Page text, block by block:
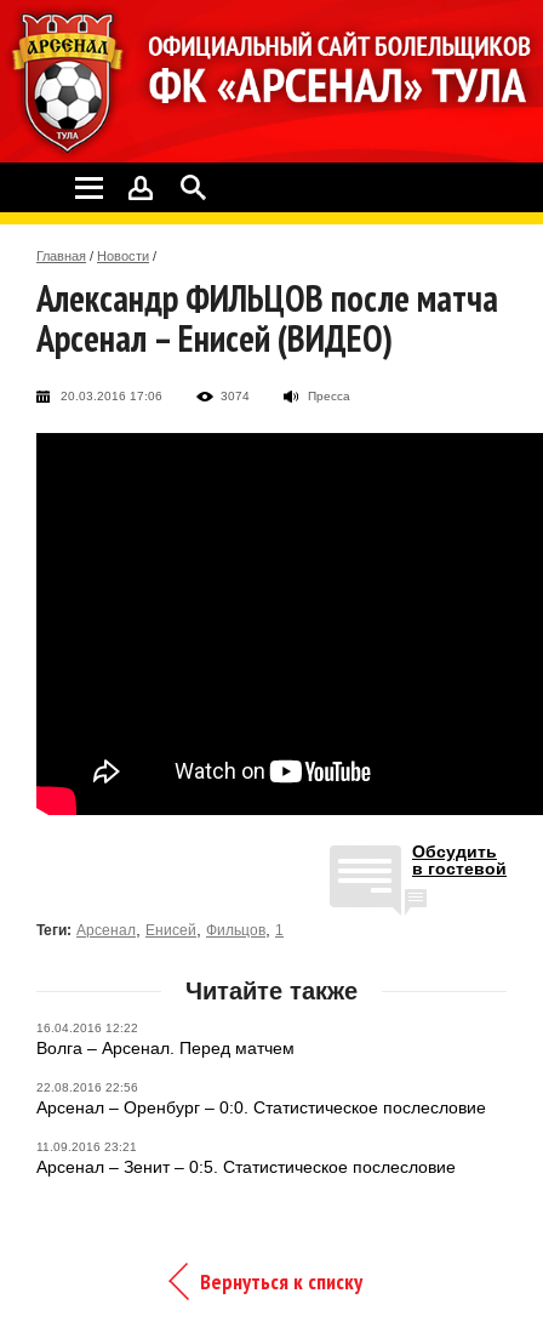
Главная / Новости /
Александр ФИЛЬЦОВ после матча
Арсенал – Енисей (ВИДЕО)
20.03.2016 17:06 3074 Пресса
Обсудить
в гостевой
Теги: Арсенал Енисей Фильцов 1
Читайте также
16.04.2016 12:22
Волга – Арсенал. Перед матчем
22.08.2016 22:56
Арсенал – Оренбург – 0:0. Статистическое послесловие
11.09.2016 23:21
Арсенал – Зенит – 0:5. Статистическое послесловие
Вернуться к списку